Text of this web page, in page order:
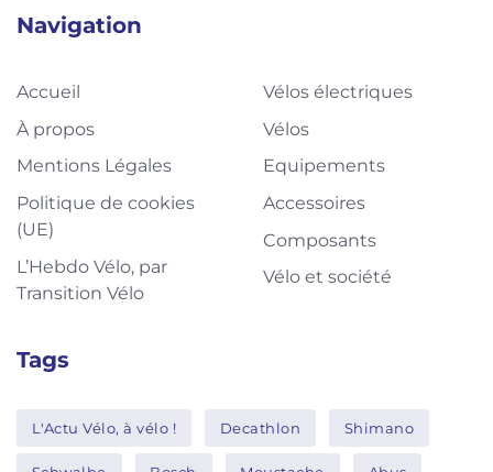
Navigation
Accueil
À propos
Mentions Légales
Politique de cookies
(UE)
L’Hebdo Vélo, par
Transition Vélo
Vélos électriques
Vélos
Equipements
Accessoires
Composants
Vélo et société
Tags
L'Actu Vélo, à vélo ! Decathlon Shimano